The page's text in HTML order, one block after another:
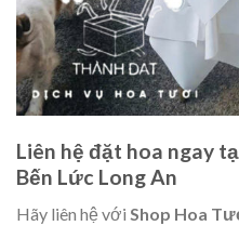
Liên hệ đặt hoa ngay
Bến Lức Long An
Hãy liên hệ với Shop Hoa